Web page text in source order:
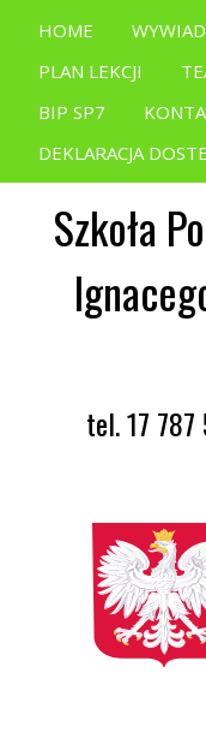
HOME
PLAN LEKCJI
BIP SP7
DEKLARACJA
Szkoła
tel. 17